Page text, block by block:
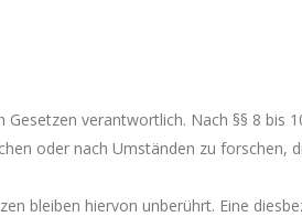
verantwortlich. Nach §§ 8 bis
oder nach Umständen zu forschen,
bleiben hiervon unberührt. Eine